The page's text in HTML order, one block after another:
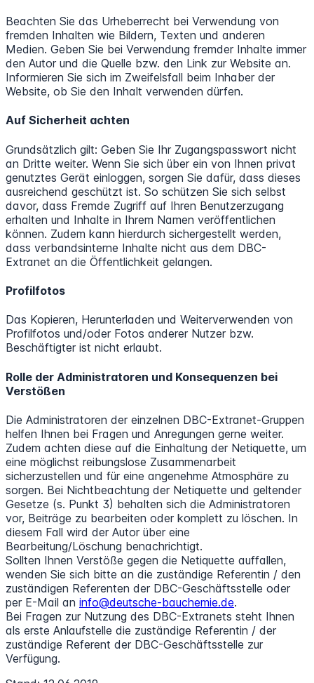
Beachten Sie das Urheberrecht bei Verwendung von
fremden Inhalten wie Bildern, Texten und anderen
Medien. Geben Sie bei Verwendung fremder Inhalte immer
den Autor und die Quelle bzw. den Link zur Website an.
Informieren Sie sich im Zweifelsfall beim Inhaber der
Website, ob Sie den Inhalt verwenden dürfen.
Auf Sicherheit achten
Grundsätzlich gilt: Geben Sie Ihr Zugangspasswort nicht
an Dritte weiter. Wenn Sie sich über ein von Ihnen privat
genutztes Gerät einloggen, sorgen Sie dafür, dass dieses
ausreichend geschützt ist. So schützen Sie sich selbst
davor, dass Fremde Zugriff auf Ihren Benutzerzugang
erhalten und Inhalte in Ihrem Namen veröffentlichen
können. Zudem kann hierdurch sichergestellt werden,
dass verbandsinterne Inhalte nicht aus dem DBC-
Extranet an die Öffentlichkeit gelangen.
Profilfotos
Das Kopieren, Herunterladen und Weiterverwenden von
Profilfotos und/oder Fotos anderer Nutzer bzw.
Beschäftigter ist nicht erlaubt.
Rolle der Administratoren und Konsequenzen bei
Verstößen
Die Administratoren der einzelnen DBC-Extranet-Gruppen
helfen Ihnen bei Fragen und Anregungen gerne weiter.
Zudem achten diese auf die Einhaltung der Netiquette, um
eine möglichst reibungslose Zusammenarbeit
sicherzustellen und für eine angenehme Atmosphäre zu
sorgen. Bei Nichtbeachtung der Netiquette und geltender
Gesetze (s. Punkt 3) behalten sich die Administratoren
vor, Beiträge zu bearbeiten oder komplett zu löschen. In
diesem Fall wird der Autor über eine
Bearbeitung/Löschung benachrichtigt.
Sollten Ihnen Verstöße gegen die Netiquette auffallen,
wenden Sie sich bitte an die zuständige Referentin / den
zuständigen Referenten der DBC-Geschäftsstelle oder
per E-Mail an info@deutsche-bauchemie.de.
Bei Fragen zur Nutzung des DBC-Extranets steht Ihnen
als erste Anlaufstelle die zuständige Referentin / der
zuständige Referent der DBC-Geschäftsstelle zur
Verfügung.